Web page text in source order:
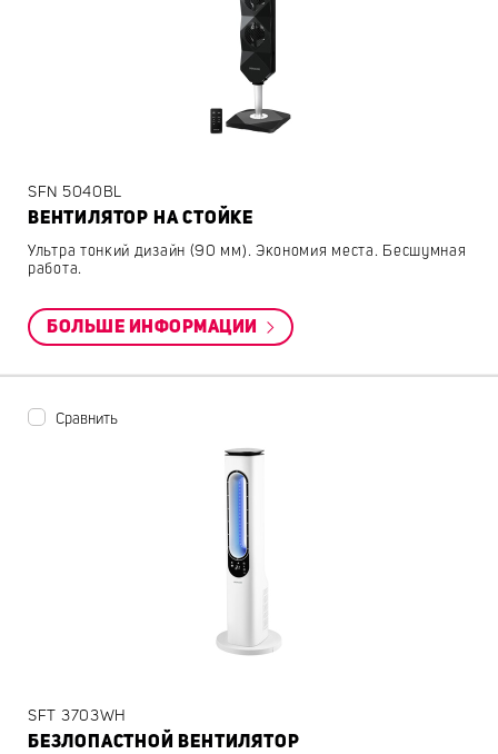
SFN 5040BL
ВЕНТИЛЯТОР НА СТОЙКЕ
Ультра тонкий дизайн (90 мм). Экономия места. Бесшумная
работа.
БОЛЬШЕ ИНФОРМАЦИИ
Сравнить
SFT 3703WH
БЕЗЛОПАСТНОЙ ВЕНТИЛЯТОР